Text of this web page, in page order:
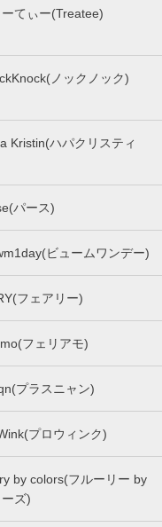
ーてぃー(Treatee)
ノックノック)
Kristin(ハパクリスティ
パース)
ビュームワンデー)
フェアリー)
フェリアモ)
プラスニャン)
プロウィンク)
by colors(フルーリー by
ズ)